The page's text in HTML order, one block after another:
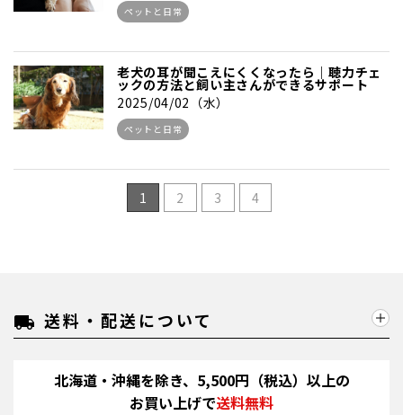
ペットと日常
老犬の耳が聞こえにくくなったら｜聴力チェ
ックの方法と飼い主さんができるサポート
2025/04/02（水）
ペットと日常
1 2 3 4
local_shipping 送料・配送について
北海道・沖縄を除き、5,500円（税込）以上の
お買い上げで送料無料